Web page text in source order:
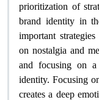
prioritization of
brand identity in
important
on nostalgia and
and focusing on a
identity. Focusing
creates a deep